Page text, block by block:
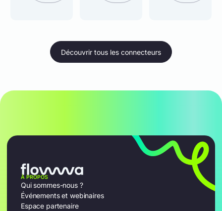
Découvrir tous les connecteurs
À PROPOS
Qui sommes-nous ?
Événements et webinaires
Espace partenaire